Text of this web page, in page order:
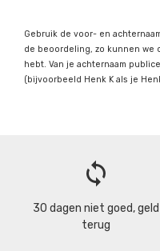
Gebruik de voor- en
de beoordeling, zo kunnen we
hebt. Van je achternaam
(bijvoorbeeld Henk K als je
loop
30 dagen niet goed, geld
terug